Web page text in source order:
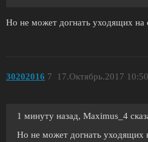
Но не может догнать уходящих на
30202016 17.Октябрь.2017
7
1 минуту назад, Maximus_4
Но не может догнать уходящих